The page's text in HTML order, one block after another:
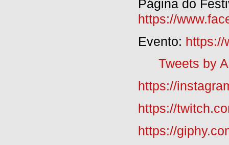
Página do
https://
Evento: https://
Tweets by
https://
https://
https://